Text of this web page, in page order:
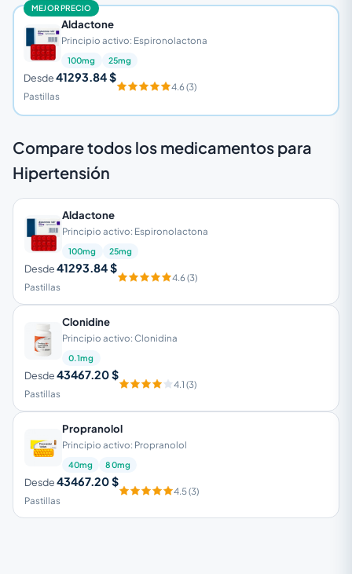
MEJOR PRECIO
Aldactone
Principio activo: Espironolactona
100mg 25mg
Desde41293.84 $
Pastillas
4.6 (3)
Compare todos los medicamentos para
Hipertensión
Propranolol
Principio activo: Propranolol
40mg 80mg
Desde43467.20 $
Pastillas
4.5 (3)
Clonidine
Principio activo: Clonidina
0.1mg
Desde43467.20 $
Pastillas
4.1 (3)
Aldactone
Principio activo: Espironolactona
100mg 25mg
Desde41293.84 $
Pastillas
4.6 (3)